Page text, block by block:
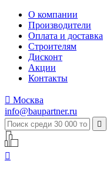
О компании
Производители
Оплата и доставка
Строителям
Дисконт
Акции
Контакты
 Москва
info@baupartner.ru

